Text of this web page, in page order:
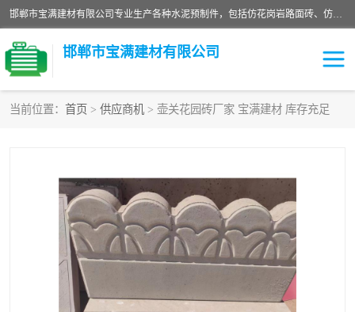
邯郸市宝满建材有限公司专业生产各种水泥预制件，包括仿花岗岩路面砖、仿花岗岩人行道砖、仿花岗岩路侧石、烧结砖、植草砖、码头砖连锁块、仿花岗岩路侧石、沙井盖、水泥盖板等各种水泥制品
邯郸市宝满建材有限公司
当前位置： 首页 > 供应商机 > 壶关花园砖厂家 宝满建材 库存充足
面包砖 混凝土路沿石
水泥构件 便道砖
花岗岩路岩石 盲道砖